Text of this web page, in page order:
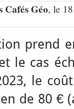
Cafés Géo, le
prend
le cas
le
de 80 €